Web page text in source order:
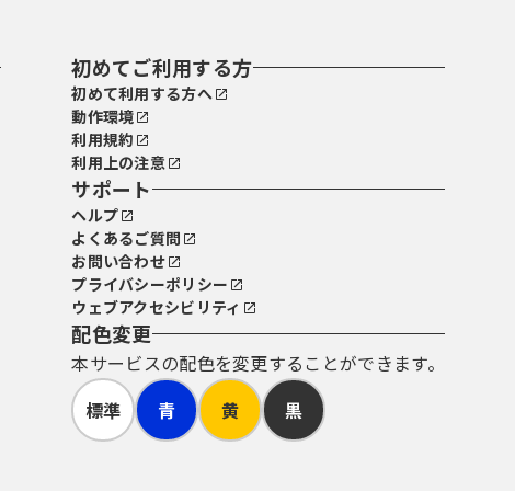
初めてご利用する方
初めて利用する方へ
動作環境
利用規約
利用上の注意
サポート
ヘルプ
よくあるご質問
お問い合わせ
プライバシーポリシー
ウェブアクセシビリティ
配色変更
本サービスの配色を変更することができます。
標準
青 黄 黒